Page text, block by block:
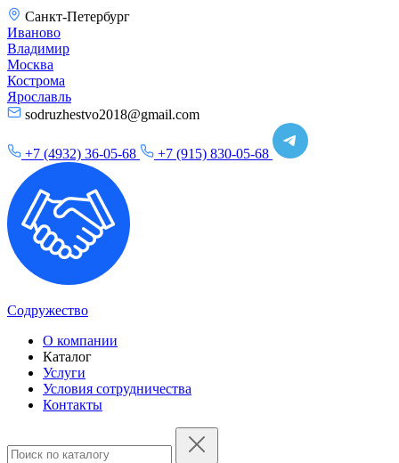
Санкт-Петербург
Иваново
Владимир
Москва
Кострома
Ярославль
sodruzhestvo2018@gmail.com
+7 (4932) 36-05-68 +7 (915) 830-05-68
Содружество
О компании
Каталог
Услуги
Условия сотрудничества
Контакты